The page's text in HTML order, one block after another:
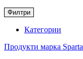
Филтри
Категории
Продукти марка Sparta